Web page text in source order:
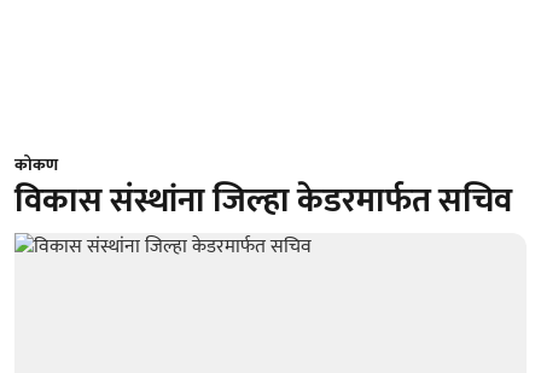
कोकण
विकास संस्थांना जिल्हा केडरमार्फत सचिव